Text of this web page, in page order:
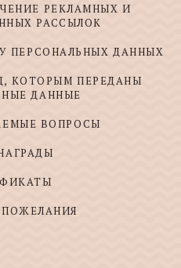
РЕКЛАМНЫХ И
РАССЫЛОК
ПЕРСОНАЛЬНЫХ ДАННЫХ
КОТОРЫМ ПЕРЕДАНЫ
ДАННЫЕ
ВОПРОСЫ